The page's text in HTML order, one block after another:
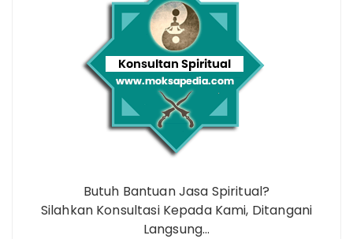
Butuh Bantuan Jasa Spiritual?
Silahkan Konsultasi Kepada Kami, Ditangani
Langsung…